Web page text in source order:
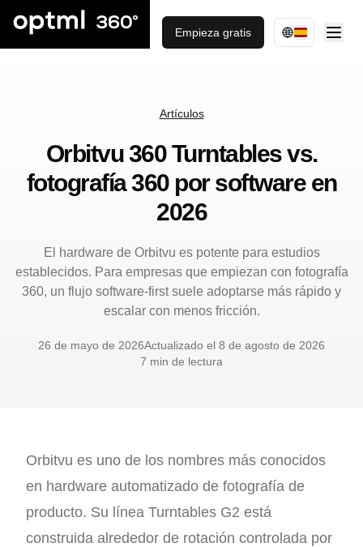
Empieza gratis
Artículos
Orbitvu 360 Turntables vs.
fotografía 360 por software en
2026
El hardware de Orbitvu es potente para estudios
establecidos. Para empresas que empiezan con fotografía
360, un flujo software-first suele adoptarse más rápido y
escalar con menos fricción.
26 de mayo de 2026Actualizado el 8 de agosto de 2026
7 min de lectura
Orbitvu es uno de los nombres más conocidos
en hardware automatizado de fotografía de
producto. Su línea Turntables G2 está
construida alrededor de rotación controlada por